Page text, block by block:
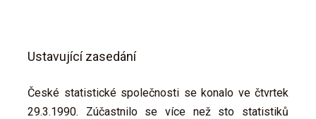
Ustavující zasedání
České statistické společnosti se konalo ve čtvrtek
29.3.1990. Zúčastnilo se více než sto statistiků